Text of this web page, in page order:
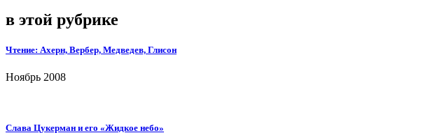
в этой рубрике
Чтение: Ахерн, Вербер, Медведев, Глисон
Ноябрь 2008
Слава Цукерман и его «Жидкое небо»